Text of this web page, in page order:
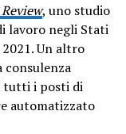
, uno studio
lavoro negli Stati
Un altro
consulenza
tutti i posti di
automatizzato